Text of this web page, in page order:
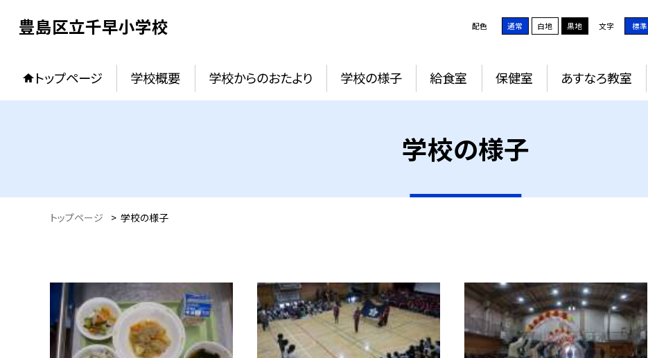
豊島区立千早小学校 配色 通常 白地 黒地 文字 標準
トップページ 学校概要 学校からのおたより 学校の様子 給食室 保健室 あすなろ教室
学校の様子
トップページ > 学校の様子